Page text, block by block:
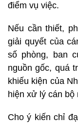
điểm vụ việc.
Nếu cần thiết,
giải quyết của
số phòng, ban
nguồn gốc, quá
khiếu kiện của
hiện xử lý cán bộ
Cho ý kiến chỉ